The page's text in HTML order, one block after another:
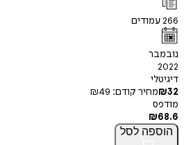
266עמודים
נובמבר
2022
דיגיטלי
₪32 מחיר קודם: ₪49
מודפס
₪68.6
הוספה לסל